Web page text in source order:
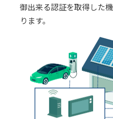
御出来る認証を取得した
ります。